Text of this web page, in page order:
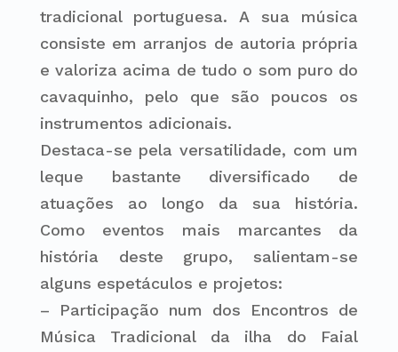
tradicional portuguesa. A sua música
consiste em arranjos de autoria própria
e valoriza acima de tudo o som puro do
cavaquinho, pelo que são poucos os
instrumentos adicionais.
Destaca-se pela versatilidade, com um
leque bastante diversificado de
atuações ao longo da sua história.
Como eventos mais marcantes da
história deste grupo, salientam-se
alguns espetáculos e projetos:
– Participação num dos Encontros de
Música Tradicional da ilha do Faial